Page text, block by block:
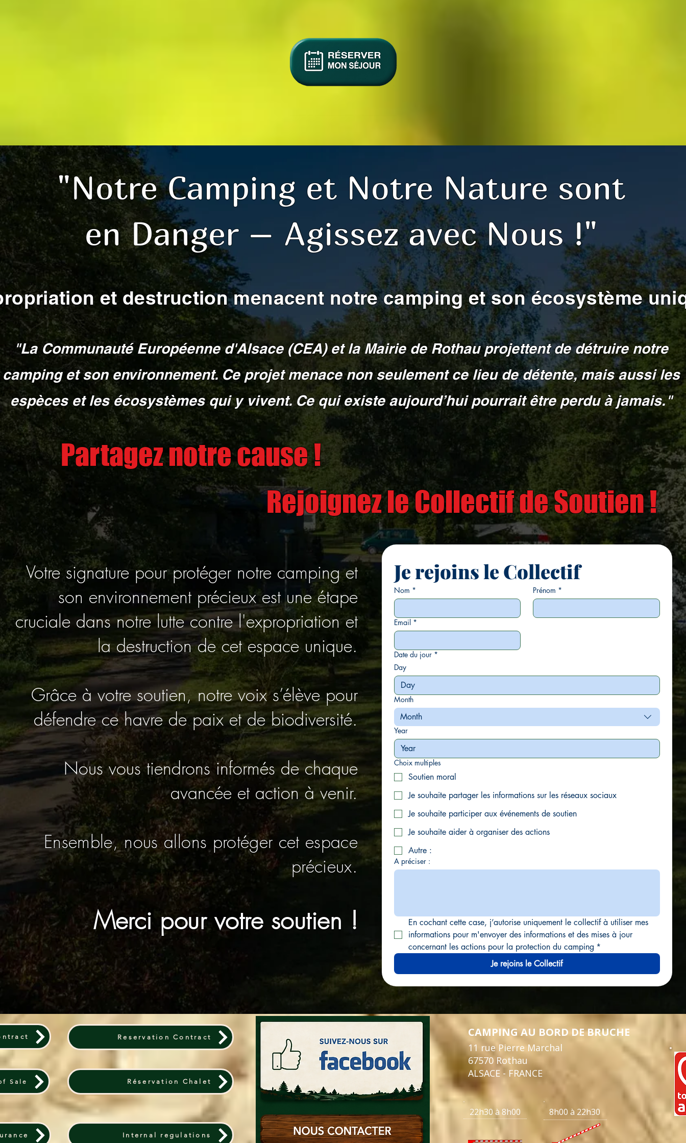
"Notre Camping et Notre Nature sont
en Danger – Agissez avec Nous !"
et destruction menacent notre camping et son écosystème
"La Communauté Européenne d'Alsace (CEA) et la Mairie de Rothau projettent de détruire notre
camping et son environnement. Ce projet menace non seulement ce lieu de détente, mais aussi les
espèces et les écosystèmes qui y vivent. Ce qui existe aujourd’hui pourrait être perdu à jamais."
Partagez notre cause !
Rejoignez le Collectif de Soutien !
Votre signature pour protéger notre camping et
son environnement précieux est une étape
cruciale dans notre lutte contre l'expropriation et
la destruction de cet espace unique.
Grâce à votre soutien, notre voix s’élève pour
défendre ce havre de paix et de biodiversité.
Nous vous tiendrons informés de chaque
avancée et action à venir.
Ensemble, nous allons protéger cet espace
précieux.
Merci pour votre soutien !
Je rejoins le Collectif
Nom * Prénom *
Email *
Date du jour *
Day
Month
Month
Year
Choix multiples
Soutien moral
Je souhaite partager les informations sur les réseaux sociaux
Je souhaite participer aux événements de soutien
Je souhaite aider à organiser des actions
Autre :
A préciser :
En cochant cette case, j’autorise uniquement le collectif à utiliser mes
informations pour m'envoyer des informations et des mises à jour
concernant les actions pour la protection du camping *
Je rejoins le Collectif
Reservation Contract
Réservation Chalet
Internal regulations
CAMPING AU BORD DE BRUCHE
11 rue Pierre Marchal
67570 Rothau
ALSACE - FRANCE
22h30 à 8h00 8h00 à 22h30
Sale